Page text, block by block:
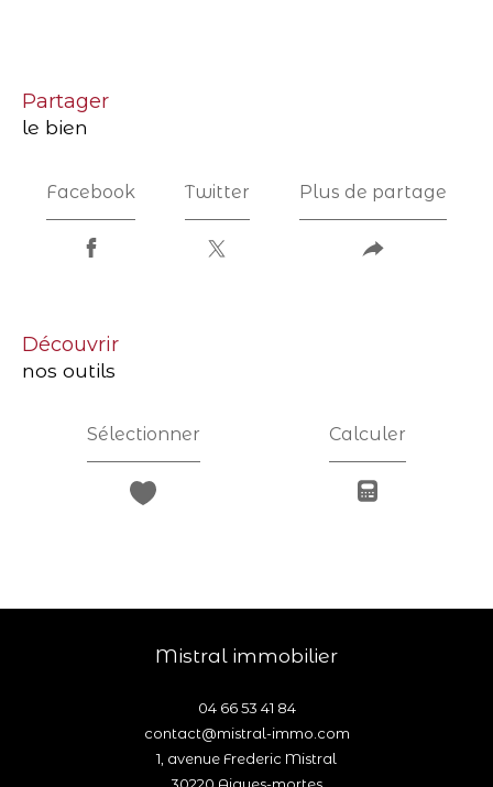
partager
le bien
Facebook Twitter Plus de partage
découvrir
nos outils
Sélectionner Calculer
mistral immobilier
04 66 53 41 84
contact@mistral-immo.com
1, avenue Frederic Mistral
30220
aigues-mortes